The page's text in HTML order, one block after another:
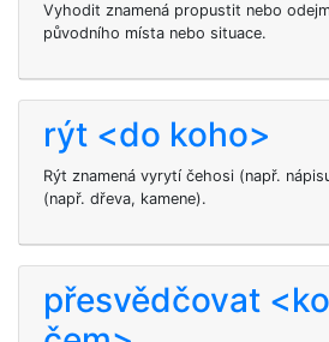
Vyhodit znamená propustit nebo
původního místa nebo situace.
rýt <do koho>
Rýt znamená vyrytí čehosi (např.
(např. dřeva, kamene).
přesvědčovat